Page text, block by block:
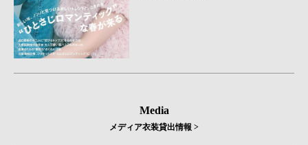
Media
メディア衣装貸出情報 >